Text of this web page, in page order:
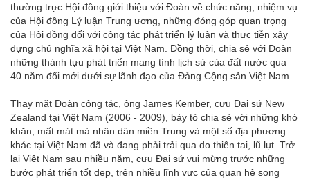
thường trực Hội đồng giới thiệu với Đoàn về chức năng, nhiệm vụ
của Hội đồng Lý luận Trung ương, những đóng góp quan trọng
của Hội đồng đối với công tác phát triển lý luận và thực tiễn xây
dựng chủ nghĩa xã hội tại Việt Nam. Đồng thời, chia sẻ với Đoàn
những thành tựu phát triển mang tính lịch sử của đất nước qua
40 năm đổi mới dưới sự lãnh đạo của Đảng Cộng sản Việt Nam.
Thay mặt Đoàn công tác, ông James Kember, cựu Đại sứ New
Zealand tại Việt Nam (2006 - 2009), bày tỏ chia sẻ với những khó
khăn, mất mát mà nhân dân miền Trung và một số địa phương
khác tại Việt Nam đã và đang phải trải qua do thiên tai, lũ lụt. Trở
lại Việt Nam sau nhiều năm, cựu Đại sứ vui mừng trước những
bước phát triển tốt đẹp, trên nhiều lĩnh vực của quan hệ song